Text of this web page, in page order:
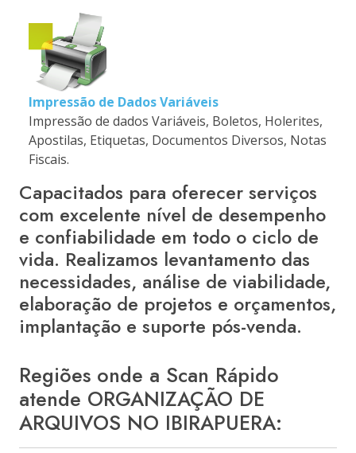
Impressão de Dados Variáveis
Impressão de dados Variáveis, Boletos, Holerites,
Apostilas, Etiquetas, Documentos Diversos, Notas
Fiscais.
Capacitados para oferecer serviços
com excelente nível de desempenho
e confiabilidade em todo o ciclo de
vida. Realizamos levantamento das
necessidades, análise de viabilidade,
elaboração de projetos e orçamentos,
implantação e suporte pós-venda.
Regiões onde a Scan Rápido
atende ORGANIZAÇÃO DE
ARQUIVOS NO IBIRAPUERA: